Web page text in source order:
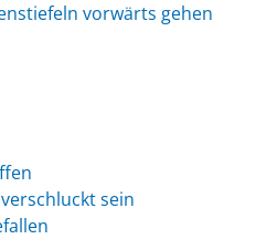
vorwärts gehen
sein